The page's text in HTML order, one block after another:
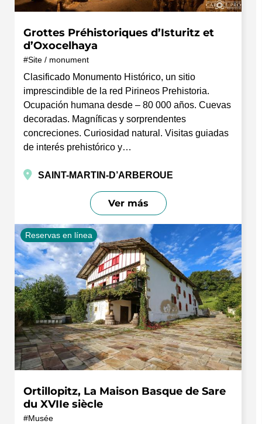
Grottes Préhistoriques d’Isturitz et
d’Oxocelhaya
Site / monument
Clasificado Monumento Histórico, un sitio
imprescindible de la red Pirineos Prehistoria.
Ocupación humana desde – 80 000 años. Cuevas
decoradas. Magníficas y sorprendentes
concreciones. Curiosidad natural. Visitas guiadas
de interés prehistórico y…
SAINT-MARTIN-D’ARBEROUE
Ver más
Reservas en línea
Ortillopitz, La Maison Basque de Sare
du XVIIe siècle
Musée